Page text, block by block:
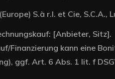
S.à r.l. et Cie, S.C.A.,
[Anbieter, Sitz].
Finanzierung kann eine
ggf. Art. 6 Abs. 1 lit. f